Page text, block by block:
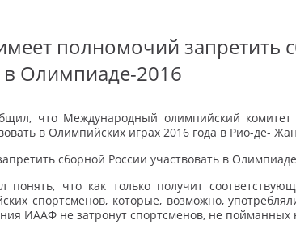
полномочий запретить
в Олимпиаде-2016
что Международный олимпийский
в Олимпийских играх 2016 года в Рио-де-
сборной России участвовать в Олимпиаде
что как только получит
спортсменов, которые, возможно,
ИААФ не затронут спортсменов, не пойманных